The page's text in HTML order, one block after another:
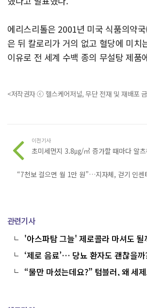
에리스리톨은 2001년 미국 식품의약
은 뒤 칼로리가 거의 없고 혈당에 미치
이유로 전 세계 수백 종의 무설탕 제품
<저작권자 ⓒ 헬스케어저널, 무단 전재 및 재배포
이전기사
초미세먼지 3.8㎍/㎥ 증가할 때마다 알
“7천보 걸으면 월 1만 원”…지자체, 걷기 인센
관련기사
'아스파탐 그늘' 제로콜라 마셔도
안전하게 먹는 법
‘제로 음료’… 당뇨 환자도 괜찮을까
“물만 마셨는데요?” 텀블러, 왜 세